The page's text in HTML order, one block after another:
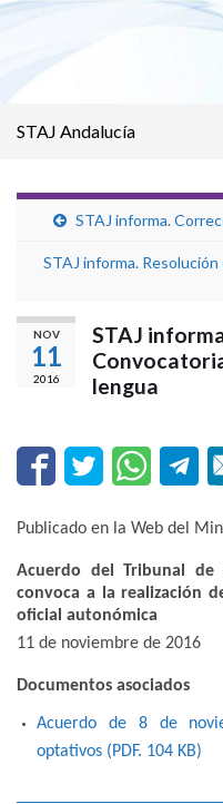
STAJ Andalucía
STAJ informa.
STAJ informa.
NOV
11
2016
STAJ
lengua
Publicado en la Web del
Acuerdo del Tribunal
convoca a la realización
oficial autonómica
11 de noviembre de 2016
Documentos asociados
Acuerdo de 8 de
optativos (PDF. 104 KB)